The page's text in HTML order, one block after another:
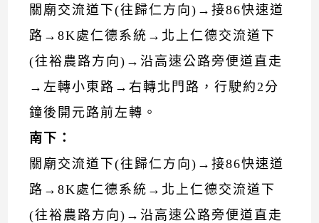
關廟交流道下(往歸仁方向)→接86快速道
路→8K處仁德系統→北上仁德交流道下
(往裕農路方向)→沿高速公路旁便道直走
→左轉小東路→右轉北門路，行駛約2分
鐘後開元路前左轉。
南下：
關廟交流道下(往歸仁方向)→接86快速道
路→8K處仁德系統→北上仁德交流道下
(往裕農路方向)→沿高速公路旁便道直走